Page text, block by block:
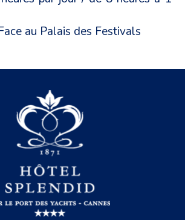
au Palais des Festivals